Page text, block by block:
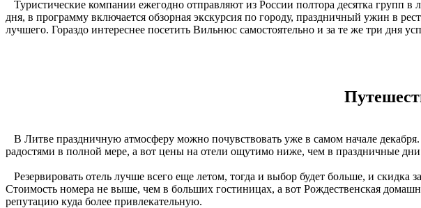
Туристические компании ежегодно отправляют из России полтора десятка групп
дня, в программу включается обзорная экскурсия по городу, праздничный ужин в
лучшего. Гораздо интереснее посетить Вильнюс самостоятельно и за те же три дня
В Литве праздничную атмосферу можно почувствовать уже в самом начале
радостями в полной мере, а вот цены на отели ощутимо ниже, чем в праздничные
Резервировать отель лучше всего еще летом, тогда и выбор будет больше, и
Стоимость номера не выше, чем в больших гостиницах, а вот Рождественская
репутацию куда более привлекательную.